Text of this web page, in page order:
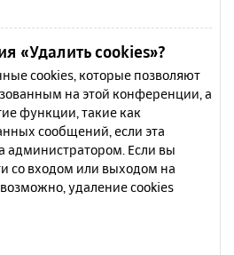
«Удалить cookies»?
cookies, которые позволяют
на этой конференции, а
функции, такие как
сообщений, если эта
администратором. Если вы
со входом или выходом на
удаление cookies